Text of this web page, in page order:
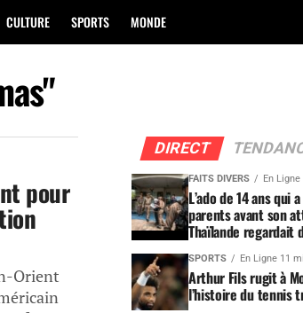
CULTURE SPORTS MONDE
pour
Orient
DIRECT
FAITS DIVERS En
L’ado de 14 ans qui
parents avant son
Thaïlande regardait
SPORTS En Ligne 11
Arthur Fils rugit à
l’histoire du tennis